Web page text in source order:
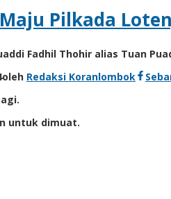
Pilkada
Fadhil Thohir alias Tuan
oleh Redaksi Koranlombok
untuk dimuat.